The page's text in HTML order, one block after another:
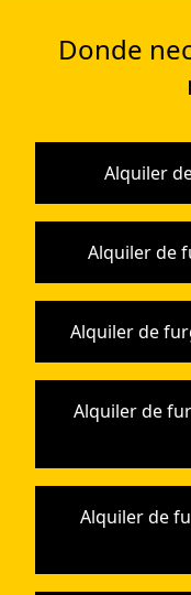
Donde
Alquiler
Alquiler de
Alquiler de
Alquiler de
Alquiler de